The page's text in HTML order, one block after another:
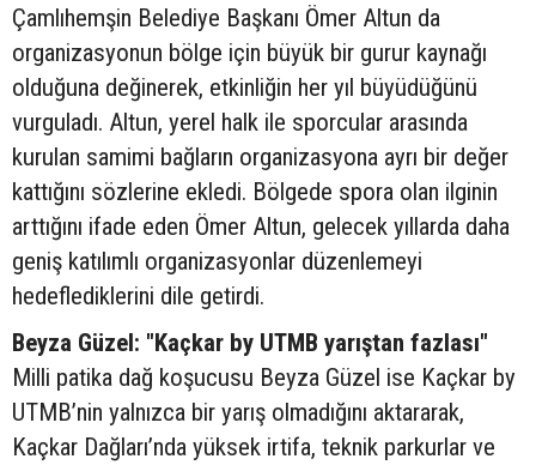
Çamlıhemşin Belediye Başkanı Ömer Altun da
organizasyonun bölge için büyük bir gurur kaynağı
olduğuna değinerek, etkinliğin her yıl büyüdüğünü
vurguladı. Altun, yerel halk ile sporcular arasında
kurulan samimi bağların organizasyona ayrı bir değer
kattığını sözlerine ekledi. Bölgede spora olan ilginin
arttığını ifade eden Ömer Altun, gelecek yıllarda daha
geniş katılımlı organizasyonlar düzenlemeyi
hedeflediklerini dile getirdi.
Beyza Güzel: "Kaçkar by UTMB yarıştan fazlası"
Milli patika dağ koşucusu Beyza Güzel ise Kaçkar by
UTMB’nin yalnızca bir yarış olmadığını aktararak,
Kaçkar Dağları’nda yüksek irtifa, teknik parkurlar ve